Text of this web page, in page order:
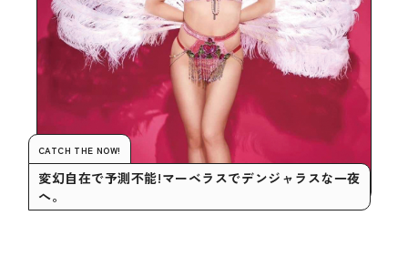
CATCH THE NOW!
変幻自在で予測不能!マーベラスでデンジャラスな一夜
へ。